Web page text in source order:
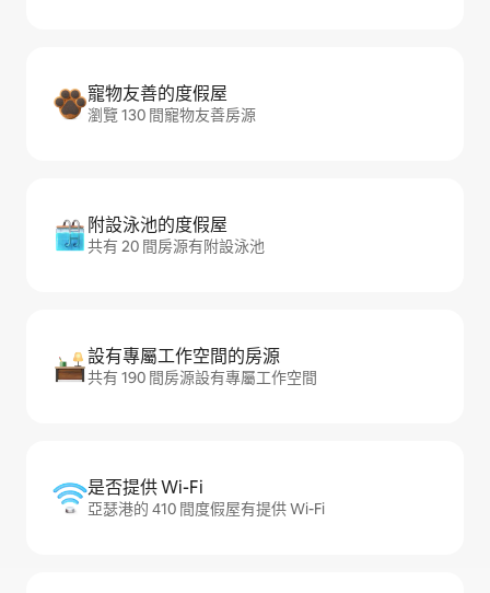
寵物友善的度假屋
瀏覽 130 間寵物友善房源
附設泳池的度假屋
共有 20 間房源有附設泳池
設有專屬工作空間的房源
共有 190 間房源設有專屬工作空間
是否提供 Wi-Fi
亞瑟港的 410 間度假屋有提供 Wi-Fi